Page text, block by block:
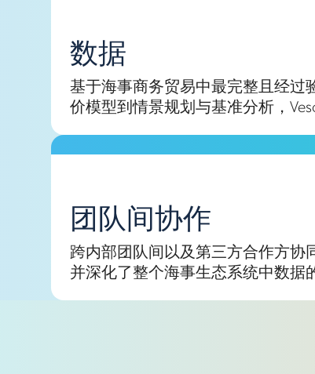
数据
基于海事商务贸易中最完整且经过
价模型到情景规划与基准分析，
团队间协作
跨内部团队间以及第三方合作方协
并深化了整个海事生态系统中数据